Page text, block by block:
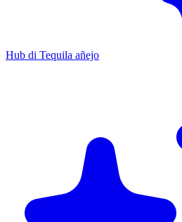
Hub di Tequila añejo